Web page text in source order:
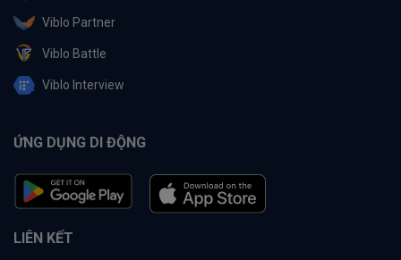
Viblo Partner
Viblo Battle
Viblo Interview
ỨNG DỤNG DI ĐỘNG
LIÊN KẾT